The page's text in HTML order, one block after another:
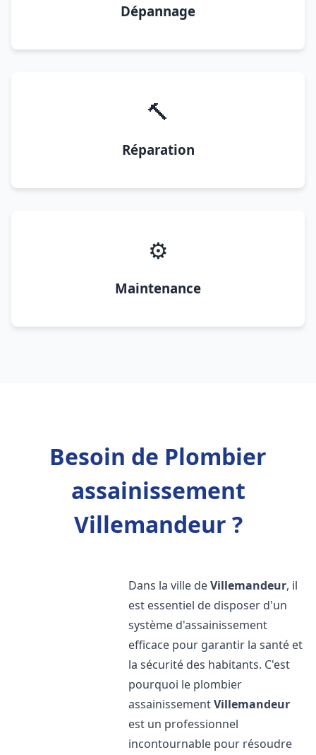
Dépannage
🔨
Réparation
⚙️
Maintenance
Besoin de Plombier
assainissement
Villemandeur ?
Dans la ville deVillemandeur, il
est essentiel de disposer d'un
système d'assainissement
efficace pour garantir la santé et
la sécurité des habitants. C'est
pourquoi le plombier
assainissementVillemandeur
est un professionnel
incontournable pour résoudre